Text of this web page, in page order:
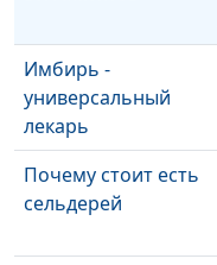
Имбирь -
универсальный
лекарь
Почему стоит есть
сельдерей